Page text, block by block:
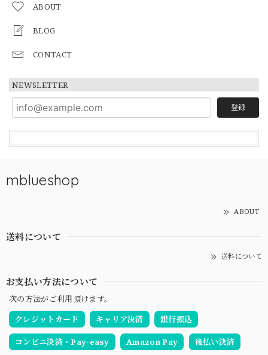
ABOUT
BLOG
CONTACT
NEWSLETTER
登録
mblueshop
ABOUT
送料について
送料について
お支払い方法について
次の方法がご利用頂けます。
クレジットカード
キャリア決済 銀行振込
コンビニ決済・Pay-easy Amazon Pay 後払い決済